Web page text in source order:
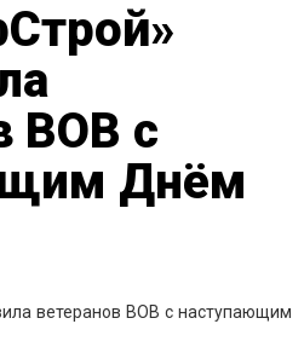
ВОВ с
Днём